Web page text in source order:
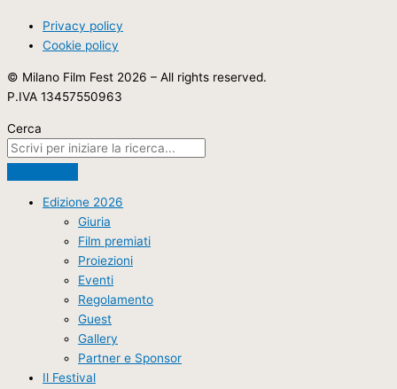
Privacy policy
Cookie policy
© Milano Film Fest 2026 – All rights reserved.
P.IVA 13457550963
Cerca
Edizione 2026
Giuria
Film premiati
Proiezioni
Eventi
Regolamento
Guest
Gallery
Partner e Sponsor
Il Festival